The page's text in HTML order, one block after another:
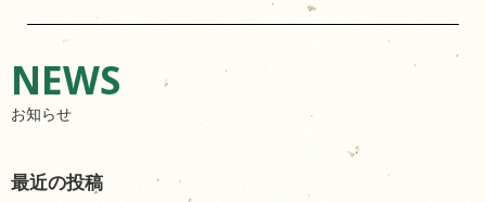
NEWS
お知らせ
最近の投稿